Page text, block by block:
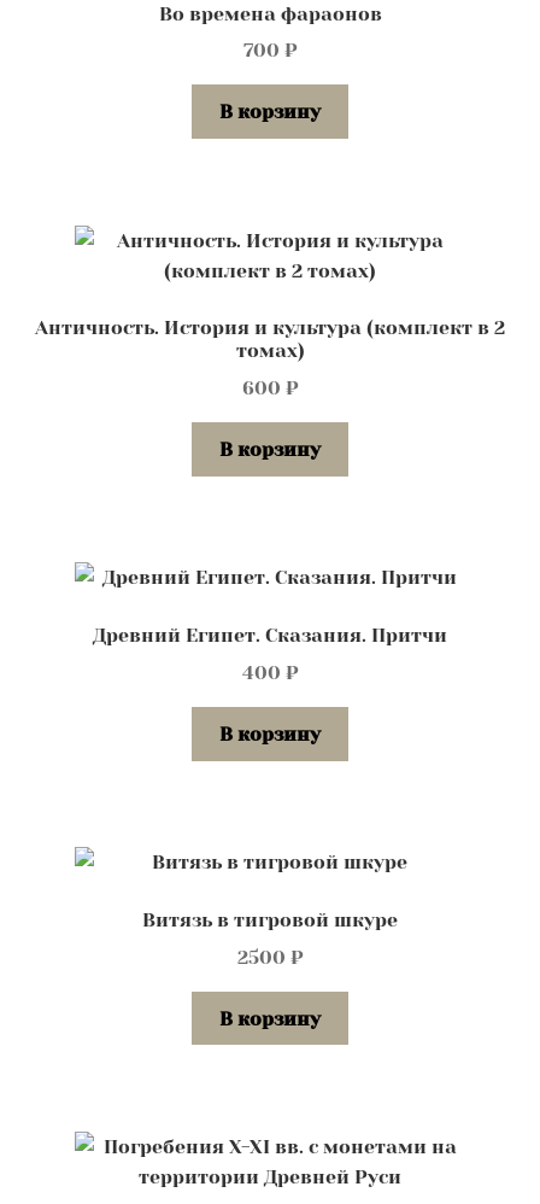
Во времена фараонов
700 ₽
В корзину
Античность. История и культура (комплект в 2
томах)
600 ₽
В корзину
Древний Египет. Сказания. Притчи
400 ₽
В корзину
Витязь в тигровой шкуре
2500 ₽
В корзину